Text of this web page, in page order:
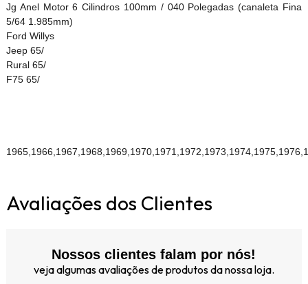
Jg Anel Motor 6 Cilindros 100mm / 040 Polegadas (canaleta Fina
5/64 1.985mm)
Ford Willys
Jeep 65/
Rural 65/
F75 65/
Avaliações dos Clientes
Nossos clientes falam por nós!
veja algumas avaliações de produtos da nossa loja.